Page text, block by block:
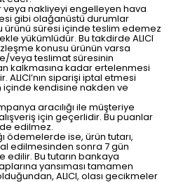
veya nakliyeyi engelleyen hava
gibi olağanüstü durumlar
süresi içinde teslim edemez
yükümlüdür. Bu takdirde ALICI
konusu ürünün varsa
veya teslimat süresinin
kalkmasına kadar ertelenmesi
ALICI’nın siparişi iptal etmesi
kendisine nakden ve
aracılığı ile müşteriye
için geçerlidir. Bu puanlar
edilmez.
ödemelerde ise, ürün tutarı,
edilmesinden sonra 7 gün
Bu tutarın bankaya
yansıması tamamen
ALICI, olası gecikmeler